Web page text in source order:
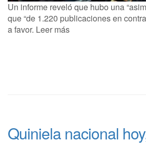
Un informe reveló que hubo una
que “de 1.220 publicaciones en
a favor. Leer más
Quiniela nacional